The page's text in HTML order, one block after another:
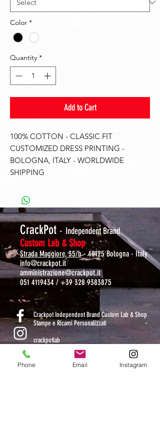
Color *
Quantity *
Add to Cart
100% COTTON - CLASSIC FIT
CUSTOMIZED DRESS PRINTING -
BOLOGNA, ITALY - WORLDWIDE
SHIPPING
CrackPot - Independent Brand
Custom Lab & Shop
Strada Maggiore, 35/b- 40125 Bologna - Italy
info@crackpot.it
amministrazione@crackpot.it
051 4119434 /+39 328 9383875
S
Crackpot Independent Brand Custom Lab & Shop
Stampe e Ricami Personalizzati
crackpotlab
Phone Email Instagram